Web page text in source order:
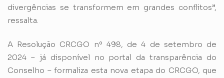
divergências se transformem em grandes conflitos”,
ressalta.
A Resolução CRCGO nº 498, de 4 de setembro de
2024 – já disponível no portal da transparência do
Conselho – formaliza esta nova etapa do CRCGO, que